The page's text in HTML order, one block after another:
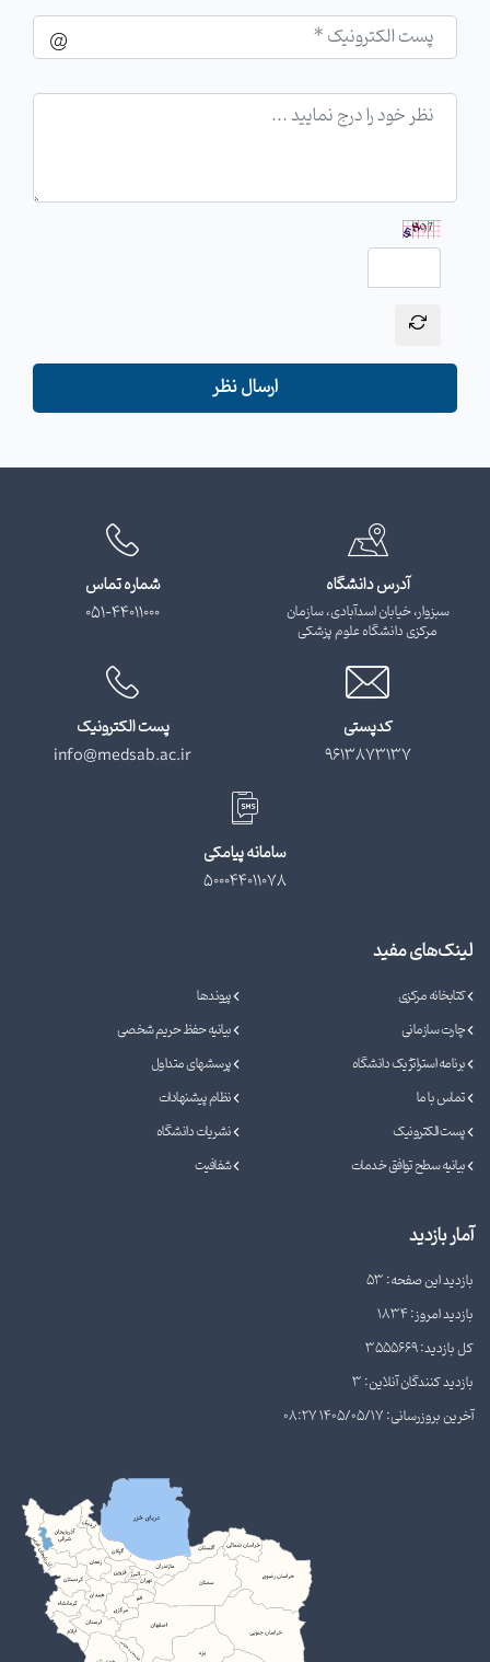
ارسال نظر
آدرس دانشگاه
سبزوار، خیابان اسدآبادی، سازمان
مرکزی دانشگاه علوم پزشکی
شماره تماس
051-44011000
کدپستی
9613873137
پست الکترونیک
info@medsab.ac.ir
سامانه پیامکی
500044011078
لینک‌های مفید
کتابخانه مرکزی
پیوندها
چارت سازمانی
بیانیه حفظ حریم شخصی
برنامه استراتژیک دانشگاه
پرسشهای متداول
تماس با ما
نظام پیشنهادات
پست الکترونیک
نشریات دانشگاه
بیانیه سطح توافق خدمات
شفافیت
آمار بازدید
بازدید این صفحه: 53
بازدید امروز: 1834
کل بازدید: 3555669
بازدید کنندگان آنلاین: 3
آخرین بروزرسانی: 1405/05/17 08:27